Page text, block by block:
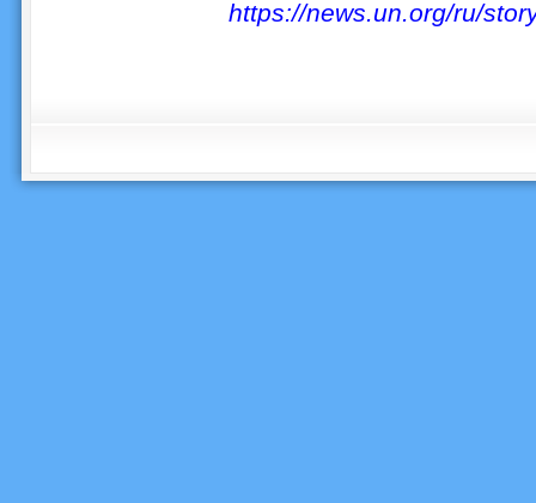
https://news.un.org/ru/